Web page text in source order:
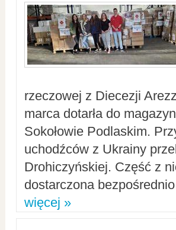
rzeczowej z Diecezji
marca dotarła do
Sokołowie Podlaskim.
uchodźców z Ukrainy
Drohiczyńskiej. Część z
dostarczona
więcej »